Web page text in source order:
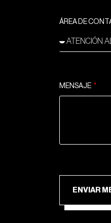
ÁREA DE
MENSAJE